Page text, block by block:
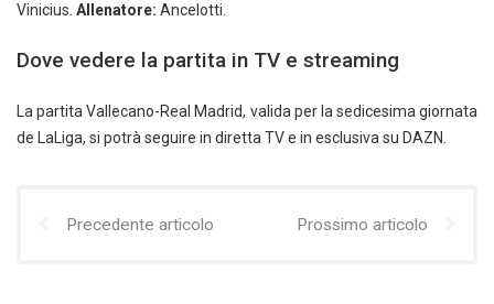
Vinicius. Allenatore: Ancelotti.
Dove vedere la partita in TV e streaming
La partita Vallecano-Real Madrid, valida per la sedicesima giornata
de LaLiga, si potrà seguire in diretta TV e in esclusiva su DAZN.
Precedente articolo Prossimo articolo